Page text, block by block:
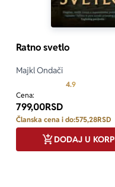
u omiljene
Ratno svetlo
Majkl Ondači
4.9Prosecna
Cena:
799,00RSD
Članska cena i do:575,28RSD
DODAJ U